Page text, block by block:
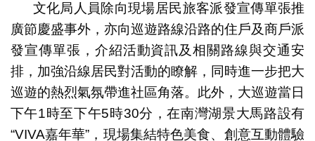
文化局人員除向現場居民旅客派發宣傳單張推
廣節慶盛事外，亦向巡遊路線沿路的住戶及商戶派
發宣傳單張，介紹活動資訊及相關路線與交通安
排，加強沿線居民對活動的瞭解，同時進一步把大
巡遊的熱烈氣氛帶進社區角落。此外，大巡遊當日
下午1時至下午5時30分，在南灣湖景大馬路設有
“VIVA嘉年華”，現場集結特色美食、創意互動體驗